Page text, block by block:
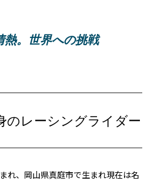
熱。世界への挑戦
のレーシングライダー
れ、岡山県真庭市で生まれ現在は名